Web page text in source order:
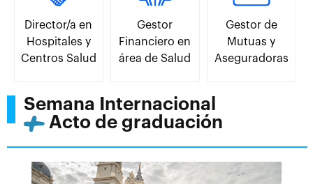
Director/a en
Hospitales y
Centros Salud
Gestor
Financiero en
área de Salud
Gestor de
Mutuas y
Aseguradoras
Semana Internacional
Acto de graduación